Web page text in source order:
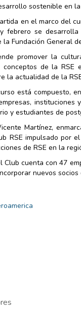
sostenible en
en el marco del
febrero se
la Fundación General
promover la
de la RSE
la actualidad de la
está compuesto,
y estudiantes de
Martínez,
RSE impulsado por
de RSE en la
Club cuenta con 47
nuevos